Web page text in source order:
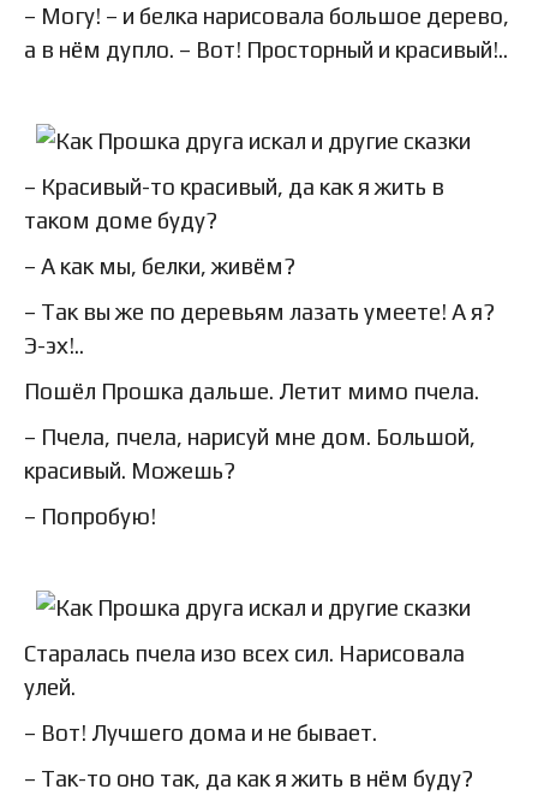
– Могу! – и белка нарисовала большое дерево,
а в нём дупло. – Вот! Просторный и красивый!..
– Красивый-то красивый, да как я жить в
таком доме буду?
– А как мы, белки, живём?
– Так вы же по деревьям лазать умеете! А я?
Э-эх!..
Пошёл Прошка дальше. Летит мимо пчела.
– Пчела, пчела, нарисуй мне дом. Большой,
красивый. Можешь?
– Попробую!
Старалась пчела изо всех сил. Нарисовала
улей.
– Вот! Лучшего дома и не бывает.
– Так-то оно так, да как я жить в нём буду?